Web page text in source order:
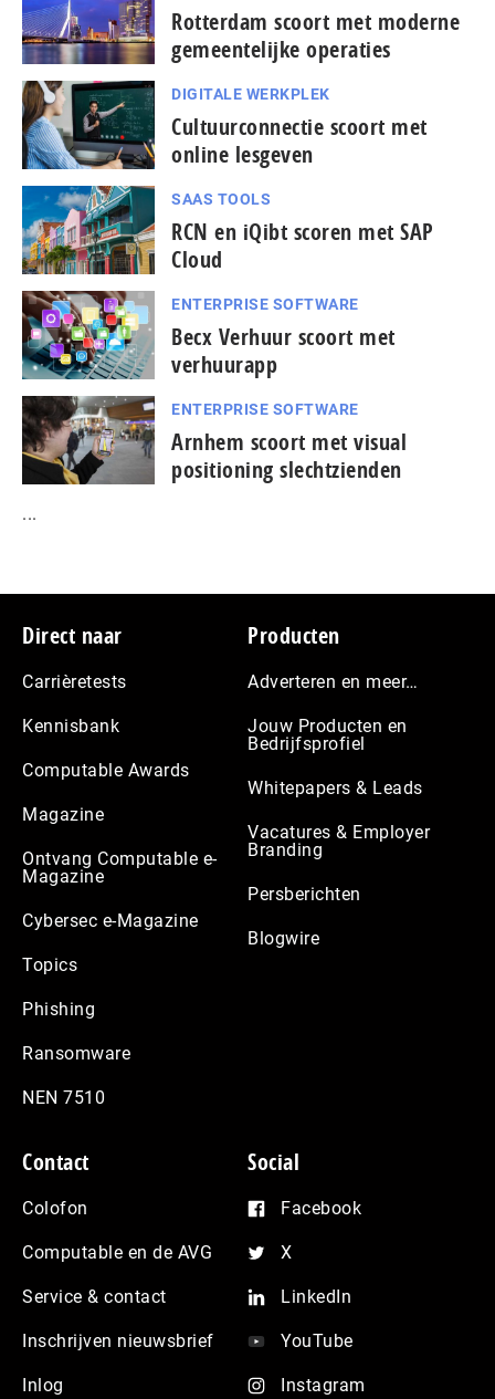
Rotterdam scoort met moderne
gemeentelijke operaties
DIGITALE WERKPLEK
Cultuurconnectie scoort met
online lesgeven
SAAS TOOLS
RCN en iQibt scoren met SAP
Cloud
ENTERPRISE SOFTWARE
Becx Verhuur scoort met
verhuurapp
ENTERPRISE SOFTWARE
Arnhem scoort met visual
positioning slechtzienden
...
Footer
Direct naar
Carrièretests
Kennisbank
Computable Awards
Magazine
Ontvang Computable e-
Magazine
Cybersec e-Magazine
Topics
Phishing
Ransomware
NEN 7510
Producten
Adverteren en meer…
Jouw Producten en
Bedrijfsprofiel
Whitepapers & Leads
Vacatures & Employer
Branding
Persberichten
Blogwire
Contact
Colofon
Computable en de AVG
Service & contact
Inschrijven nieuwsbrief
Inlog
Social
Facebook
X
LinkedIn
YouTube
Instagram